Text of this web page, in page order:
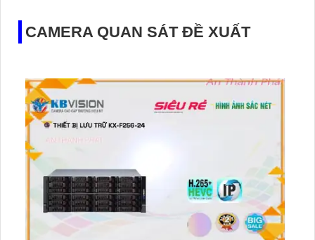
CAMERA QUAN SÁT ĐỀ XUẤT